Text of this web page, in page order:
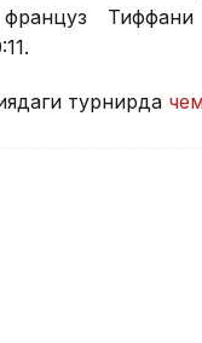
Тиффани
турнирда